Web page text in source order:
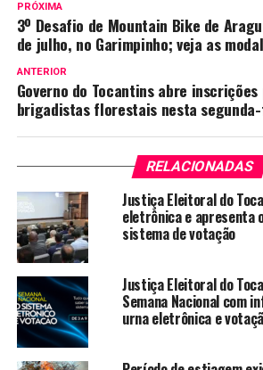
PRÓXIMA
3º Desafio de Mountain Bike de
de julho, no Garimpinho; veja as
ANTERIOR
Governo do Tocantins abre
brigadistas florestais nesta
RELACIONADAS
Justiça Eleitoral do
eletrônica e apresenta
sistema de votação
Justiça Eleitoral do
Semana Nacional com
urna eletrônica e